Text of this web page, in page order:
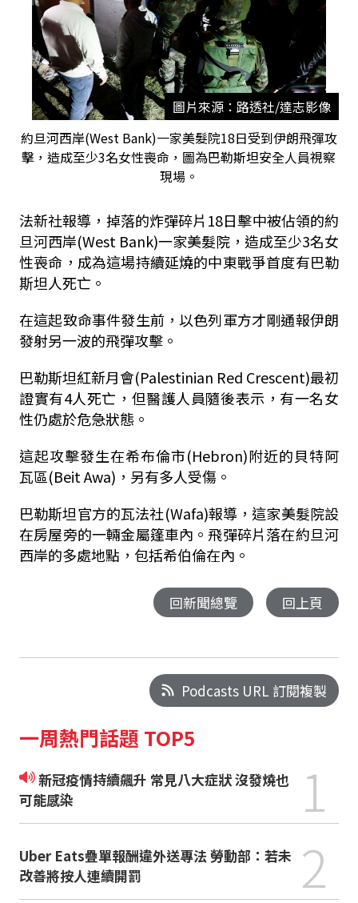
圖片來源：路透社/達志影像
約旦河西岸(West Bank)一家美髮院18日受到伊朗飛彈攻
擊，造成至少3名女性喪命，圖為巴勒斯坦安全人員視察
現場。
法新社報導，掉落的炸彈碎片18日擊中被佔領的約
旦河西岸(West Bank)一家美髮院，造成至少3名女
性喪命，成為這場持續延燒的中東戰爭首度有巴勒
斯坦人死亡。
在這起致命事件發生前，以色列軍方才剛通報伊朗
發射另一波的飛彈攻擊。
巴勒斯坦紅新月會(Palestinian Red Crescent)最初
證實有4人死亡，但醫護人員隨後表示，有一名女
性仍處於危急狀態。
這起攻擊發生在希布倫市(Hebron)附近的貝特阿
瓦區(Beit Awa)，另有多人受傷。
巴勒斯坦官方的瓦法社(Wafa)報導，這家美髮院設
在房屋旁的一輛金屬篷車內。飛彈碎片落在約旦河
西岸的多處地點，包括希伯倫在內。
回新聞總覽 回上頁
Podcasts URL 訂閱複製
一周熱門話題 TOP5
新冠疫情持續飆升 常見八大症狀 沒發燒也
可能感染
1
Uber Eats疊單報酬違外送專法 勞動部：若未
改善將按人連續開罰
2